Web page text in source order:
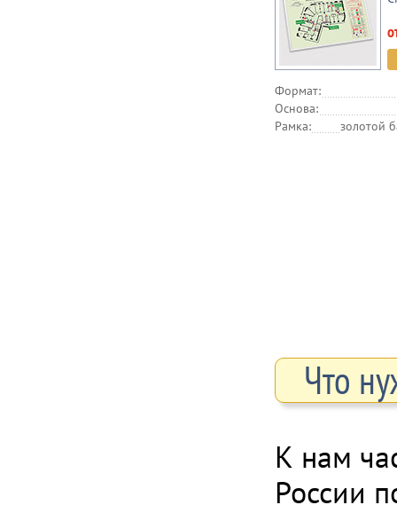
Формат:
Основа:
Рамка:
золотой
Что
К нам
России